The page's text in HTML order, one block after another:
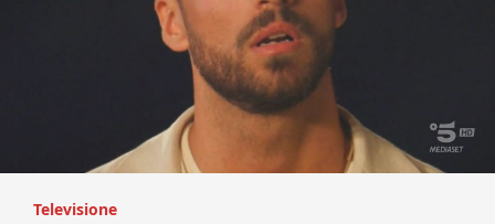
Televisione